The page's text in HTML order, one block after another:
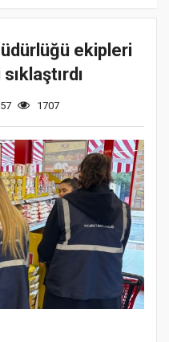
ekipleri
1707